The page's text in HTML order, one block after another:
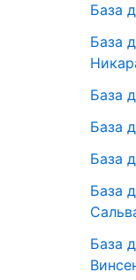
База
База
База
База
База
База
База